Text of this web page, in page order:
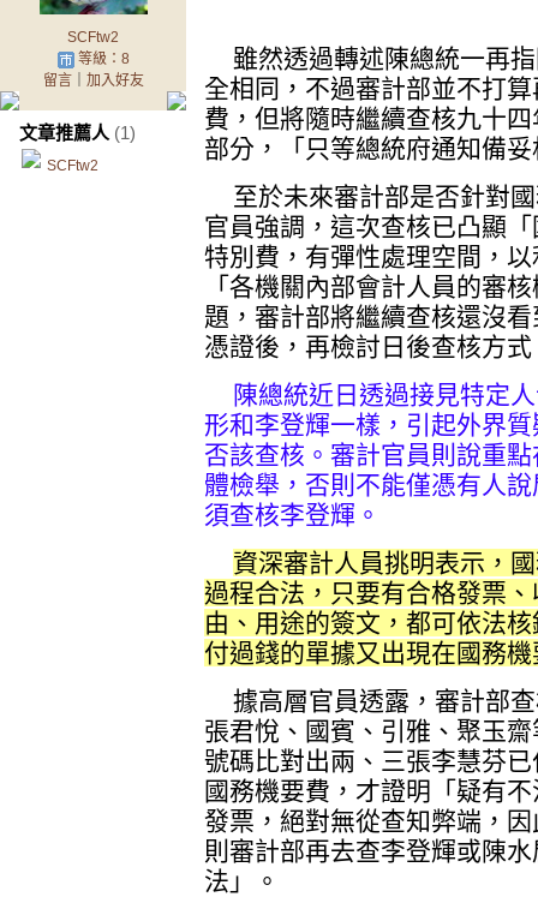
SCFtw2
等級：8
留言｜ 加入好友
文章推薦人 (1)
SCFtw2
雖然透過轉述陳總統一再
全相同，不過審計部並不打
費，但將隨時繼續查核九十
部分，「只等總統府通知備
至於未來審計部是否針對
官員強調，這次查核已凸顯
特別費，有彈性處理空間，
「各機關內部會計人員的審
題，審計部將繼續查核還沒
憑證後，再檢討日後查核方式
陳總統近日透過接見特定
形和李登輝一樣，引起外界
否該查核。審計官員則說重
體檢舉，否則不能僅憑有人
須查核李登輝。
資深審計人員挑明表示，
過程合法，只要有合格發票
由、用途的簽文，都可依法
付過錢的單據又出現在國務
據高層官員透露，審計部
張君悅、國賓、引雅、聚玉
號碼比對出兩、三張李慧芬
國務機要費，才證明「疑有
發票，絕對無從查知弊端，
則審計部再去查李登輝或陳
法」。